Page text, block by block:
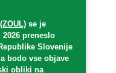
se je
preneslo
Slovenije
bodo vse objave
obliki na